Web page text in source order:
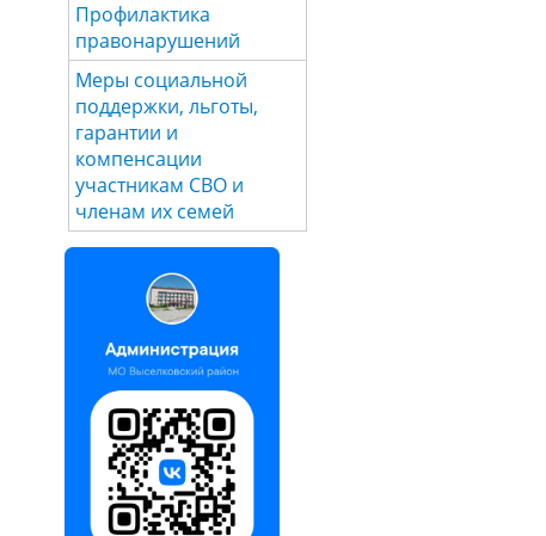
Профилактика
правонарушений
Меры социальной
поддержки, льготы,
гарантии и
компенсации
участникам СВО и
членам их семей